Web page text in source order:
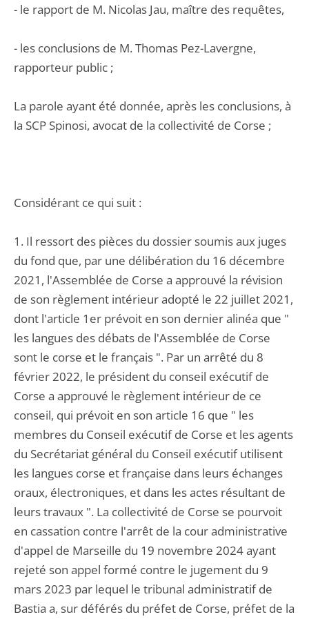
- le rapport de M. Nicolas Jau, maître des requêtes,
- les conclusions de M. Thomas Pez-Lavergne,
rapporteur public ;
La parole ayant été donnée, après les conclusions, à
la SCP Spinosi, avocat de la collectivité de Corse ;
Considérant ce qui suit :
1. Il ressort des pièces du dossier soumis aux juges
du fond que, par une délibération du 16 décembre
2021, l'Assemblée de Corse a approuvé la révision
de son règlement intérieur adopté le 22 juillet 2021,
dont l'article 1er prévoit en son dernier alinéa que "
les langues des débats de l'Assemblée de Corse
sont le corse et le français ". Par un arrêté du 8
février 2022, le président du conseil exécutif de
Corse a approuvé le règlement intérieur de ce
conseil, qui prévoit en son article 16 que " les
membres du Conseil exécutif de Corse et les agents
du Secrétariat général du Conseil exécutif utilisent
les langues corse et française dans leurs échanges
oraux, électroniques, et dans les actes résultant de
leurs travaux ". La collectivité de Corse se pourvoit
en cassation contre l'arrêt de la cour administrative
d'appel de Marseille du 19 novembre 2024 ayant
rejeté son appel formé contre le jugement du 9
mars 2023 par lequel le tribunal administratif de
Bastia a, sur déférés du préfet de Corse, préfet de la